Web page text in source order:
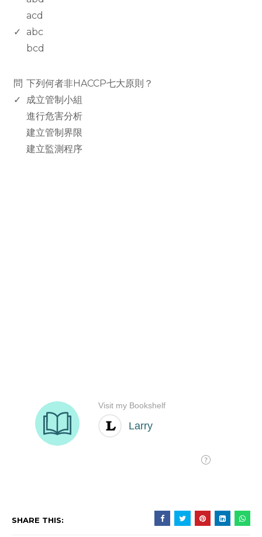
acd
✓
abc
bcd
問 下列何者非HACCP七大原則？
✓
成立管制小組
進行危害分析
建立管制界限
建立監測程序
SHARE THIS: